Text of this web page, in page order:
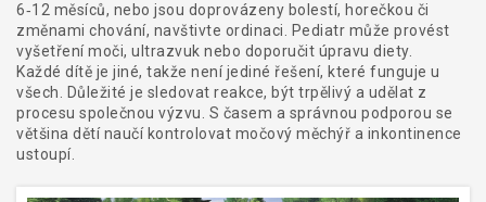
6‑12 měsíců, nebo jsou doprovázeny bolestí, horečkou či
změnami chování, navštivte ordinaci. Pediatr může provést
vyšetření moči, ultrazvuk nebo doporučit úpravu diety.
Každé dítě je jiné, takže není jediné řešení, které funguje u
všech. Důležité je sledovat reakce, být trpělivý a udělat z
procesu společnou výzvu. S časem a správnou podporou se
většina dětí naučí kontrolovat močový měchýř a inkontinence
ustoupí.